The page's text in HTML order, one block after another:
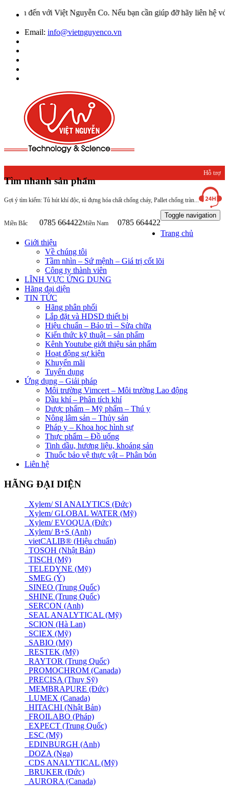
Việt Nguyễn Co. Nếu bạn cần giúp đỡ hãy liên hệ với chúng tôi
Email: info@vietnguyenco.vn
Tìm nhanh sản phẩm
Gợi ý tìm kiếm: Tủ hút khí độc, tủ đựng hóa chất chống cháy, Pallet chống tràn...
Hỗ trợ
khách
hàng
Miền Bắc 0785 664422Miền Nam 0785 664422
Toggle navigation
Trang chủ
Giới thiệu
Về chúng tôi
Tầm nhìn – Sứ mệnh – Giá trị cốt lõi
Công ty thành viên
LĨNH VỰC ỨNG DỤNG
Hãng đại diện
TIN TỨC
Hãng phân phối
Lắp đặt và HDSD thiết bị
Hiệu chuẩn – Bảo trì – Sửa chữa
Kiến thức kỹ thuật – sản phẩm
Kênh Youtube giới thiệu sản phẩm
Hoạt động sự kiện
Khuyến mãi
Tuyển dụng
Ứng dụng – Giải pháp
Môi trường Vimcert – Môi trường Lao động
Dầu khí – Phân tích khí
Dược phẩm – Mỹ phẩm – Thú y
Nông lâm sản – Thủy sản
Pháp y – Khoa học hình sự
Thực phẩm – Đồ uống
Tinh dầu, hương liệu, khoáng sản
Thuốc bảo vệ thực vật – Phân bón
Liên hệ
HÃNG ĐẠI DIỆN
Xylem/ SI ANALYTICS (Đức)
Xylem/ GLOBAL WATER (Mỹ)
Xylem/ EVOQUA (Đức)
Xylem/ B+S (Anh)
vietCALIB® (Hiệu chuẩn)
TOSOH (Nhật Bản)
TISCH (Mỹ)
TELEDYNE (Mỹ)
SMEG (Ý)
SINEO (Trung Quốc)
SHINE (Trung Quốc)
SERCON (Anh)
SEAL ANALYTICAL (Mỹ)
SCION (Hà Lan)
SCIEX (Mỹ)
SABIO (Mỹ)
RESTEK (Mỹ)
RAYTOR (Trung Quốc)
PROMOCHROM (Canada)
PRECISA (Thuỵ Sỹ)
MEMBRAPURE (Đức)
LUMEX (Canada)
HITACHI (Nhật Bản)
FROILABO (Pháp)
EXPECT (Trung Quốc)
ESC (Mỹ)
EDINBURGH (Anh)
DOZA (Nga)
CDS ANALYTICAL (Mỹ)
BRUKER (Đức)
AURORA (Canada)